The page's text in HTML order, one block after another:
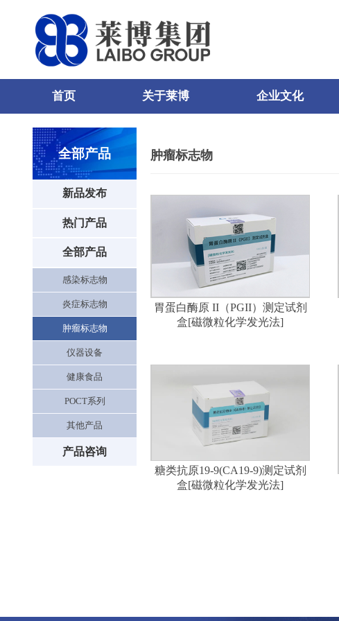
首页 关于莱博 企业文化
全部产品
新品发布
热门产品
全部产品
感染标志物
炎症标志物
肿瘤标志物
仪器设备
健康食品
POCT系列
其他产品
产品咨询
肿瘤标志物
胃蛋白酶原 II（PGII）测定试剂
盒[磁微粒化学发光法]
糖类抗原19-9(CA19-9)测定试剂
盒[磁微粒化学发光法]